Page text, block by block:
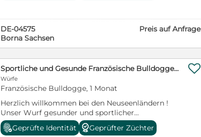
DE-04575
Borna Sachsen
Preis auf Anfrage
Sportliche und Gesunde Französische Bulldoggen aus seriöser Familienzucht.
Würfe
Französische Bulldogge, 1 Monat
Herzlich willkommen bei den Neuseenländern !
Unser Wurf gesunder und sportlicher
Französischer Bulldoggen ist am 16.Juli gelandet
sie entwickeln sich prächtig und wir vergeben

Geprüfte Identität Geprüfter Züchter